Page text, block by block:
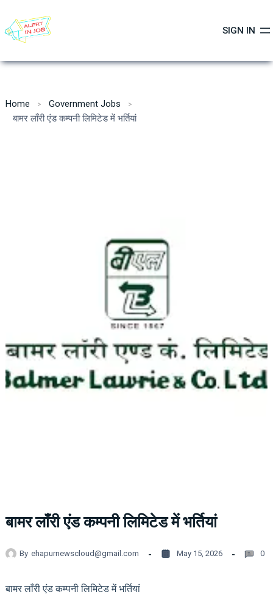
content
SIGN IN
Home
Government Jobs
बामर लाँरी एंड कम्पनी लिमिटेड में भर्तियां
बामर लाँरी एंड कम्पनी लिमिटेड में भर्तियां
By ehapurnewscloud@gmail.com May 15, 2026 0
बामर लाँरी एंड कम्पनी लिमिटेड में भर्तियां